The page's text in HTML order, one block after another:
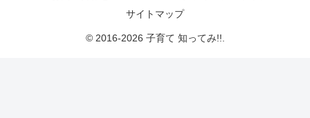
サイトマップ
© 2016-2026 子育て 知ってみ!!.